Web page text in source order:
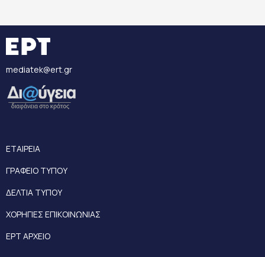
mediatek@ert.gr
ΕΤΑΙΡΕΙΑ
ΓΡΑΦΕΙΟ ΤΥΠΟΥ
ΔΕΛΤΙΑ ΤΥΠΟΥ
ΧΟΡΗΓΙΕΣ ΕΠΙΚΟΙΝΩΝΙΑΣ
ΕΡΤ ΑΡΧΕΙΟ